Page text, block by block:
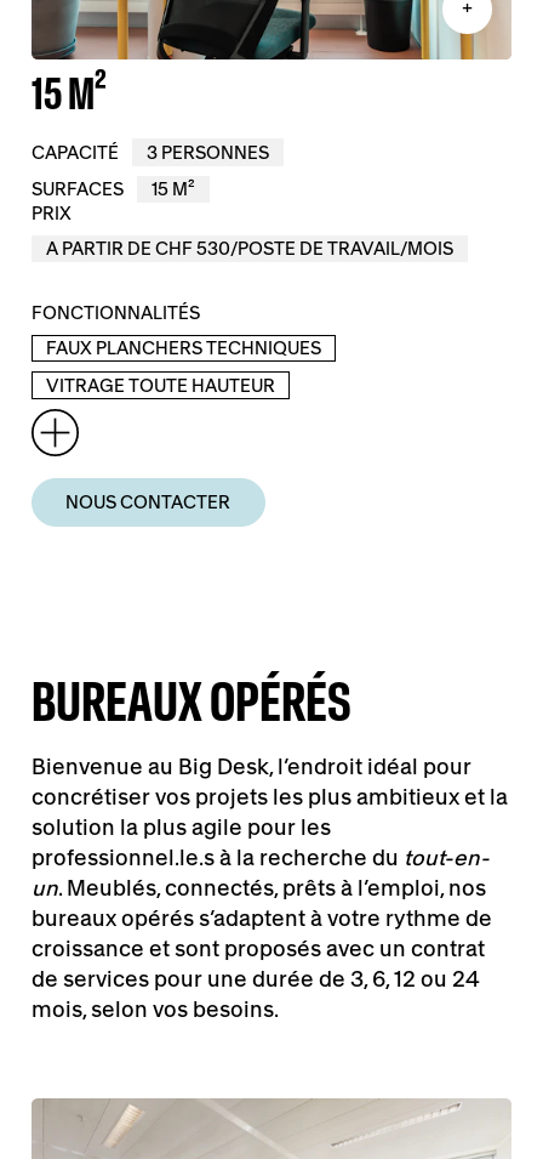
+
15 M²
CAPACITÉ
3 PERSONNES
SURFACES
15 M²
PRIX
A PARTIR DE CHF 530/POSTE DE TRAVAIL/MOIS
FONCTIONNALITÉS
FAUX PLANCHERS TECHNIQUES
VITRAGE TOUTE HAUTEUR
NOUS CONTACTER
BUREAUX OPÉRÉS
Bienvenue au Big Desk, l’endroit idéal pour
concrétiser vos projets les plus ambitieux et la
solution la plus agile pour les
professionnel.le.s à la recherche du tout-en-
un. Meublés, connectés, prêts à l’emploi, nos
bureaux opérés s’adaptent à votre rythme de
croissance et sont proposés avec un contrat
de services pour une durée de 3, 6, 12 ou 24
mois, selon vos besoins.